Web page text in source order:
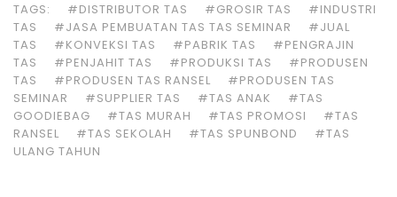
TAGS: #DISTRIBUTOR TAS #GROSIR TAS
#INDUSTRI
TAS
#JASA PEMBUATAN TAS TAS SEMINAR
#JUAL
TAS
#KONVEKSI TAS #PABRIK TAS
#PENGRAJIN
TAS
#PENJAHIT TAS #PRODUKSI TAS
#PRODUSEN
TAS
#PRODUSEN TAS RANSEL
#PRODUSEN TAS
SEMINAR
#SUPPLIER TAS #TAS ANAK
#TAS
GOODIEBAG
#TAS MURAH #TAS PROMOSI
#TAS
RANSEL
#TAS SEKOLAH #TAS SPUNBOND
#TAS
ULANG TAHUN